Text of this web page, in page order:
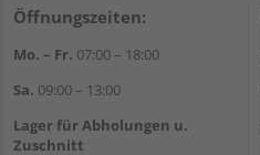
Öffnungszeiten:
Mo. – Fr. 07:00 – 18:00
Sa. 09:00 – 13:00
Lager für Abholungen u.
Zuschnitt